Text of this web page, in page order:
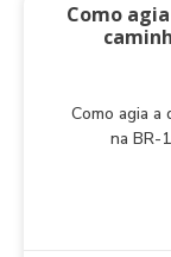
Como
Como agia a
na BR-